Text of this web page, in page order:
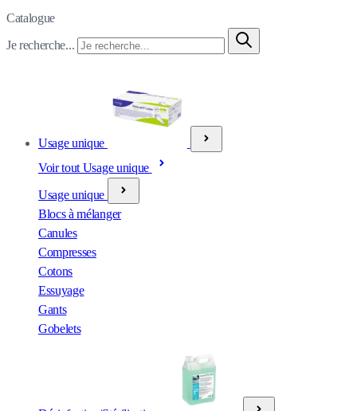
Catalogue
Je recherche...
Usage unique
Voir tout Usage unique
Usage unique
Blocs à mélanger
Canules
Compresses
Cotons
Essuyage
Gants
Gobelets